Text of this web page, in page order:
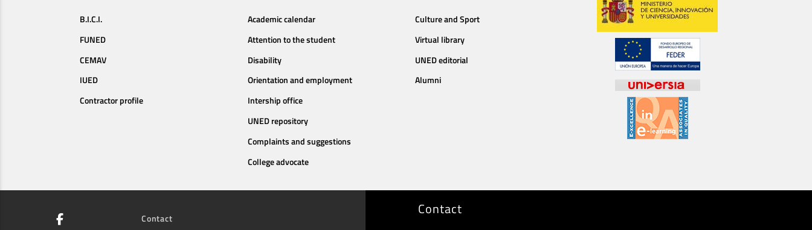
B.I.C.I.
FUNED
CEMAV
IUED
Contractor profile
Academic calendar
Attention to the student
Disability
Orientation and employment
Intership office
UNED repository
Complaints and suggestions
College advocate
Culture and Sport
Virtual library
UNED editorial
Alumni
Contact
Contact